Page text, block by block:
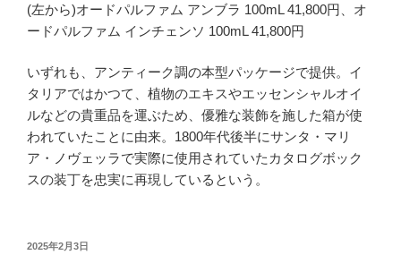
(左から)オードパルファム アンブラ 100mL 41,800円、オ
ードパルファム インチェンソ 100mL 41,800円
いずれも、アンティーク調の本型パッケージで提供。イ
タリアではかつて、植物のエキスやエッセンシャルオイ
ルなどの貴重品を運ぶため、優雅な装飾を施した箱が使
われていたことに由来。1800年代後半にサンタ・マリ
ア・ノヴェッラで実際に使用されていたカタログボック
スの装丁を忠実に再現しているという。
投
2025年2月3日